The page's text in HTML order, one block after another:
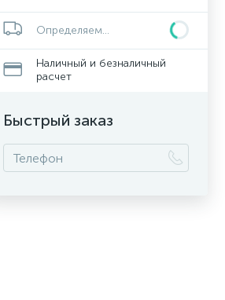
Определяем...
Наличный и безналичный
расчет
Быстрый заказ